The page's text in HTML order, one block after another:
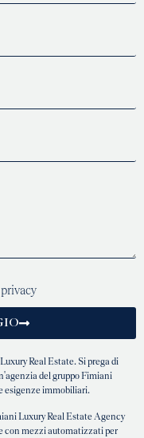
Real Estate. Si prega di
del gruppo Fimiani
esigenze immobiliari.
Luxury Real Estate Agency
con mezzi automatizzati per